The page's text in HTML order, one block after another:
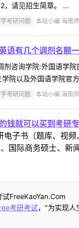
，请见招生简章。 ...
考研问题 本站小编 海南
语有几个调剂名额
剂咨询学院:外国语学
院以及外国语学院官
考研问题 本站小编 海南
钱就可以买到考研专
电子书（题库、视
国际商务硕士、新
试FreeKaoYan.Com
考研考试，"为实现人